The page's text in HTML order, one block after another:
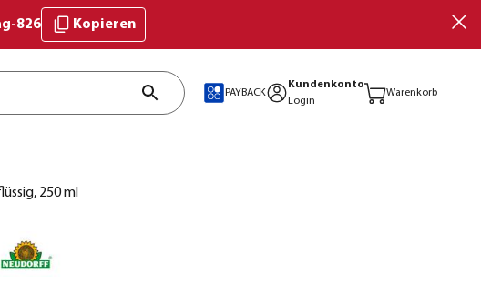
826 Kopieren
PAYBACK
Kundenkonto
Login
Warenkorb
250 ml